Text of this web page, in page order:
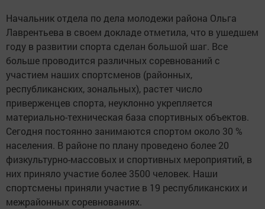
Начальник отдела по дела молодежи района Ольга
Лаврентьева в своем докладе отметила, что в ушедшем
году в развитии спорта сделан большой шаг. Все
больше проводится различных соревнований с
участием наших спортсменов (районных,
республиканских, зональных), растет число
приверженцев спорта, неуклонно укрепляется
материально-техническая база спортивных объектов.
Сегодня постоянно занимаются спортом около 30 %
населения. В районе по плану проведено более 20
физкультурно-массовых и спортивных мероприятий, в
них приняло участие более 3500 человек. Наши
спортсмены приняли участие в 19 республиканских и
межрайонных соревнованиях.